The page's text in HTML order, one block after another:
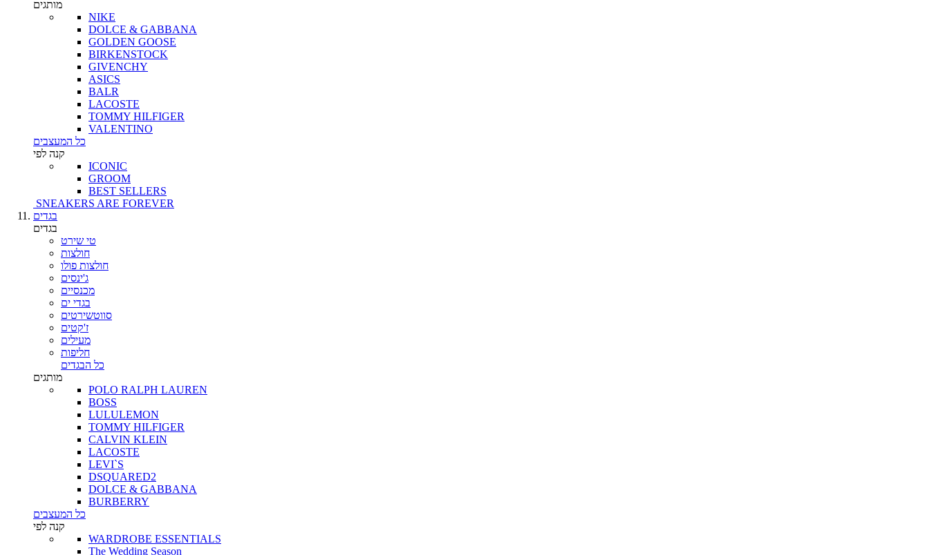
מותגים
NIKE
DOLCE & GABBANA
GOLDEN GOOSE
BIRKENSTOCK
GIVENCHY
ASICS
BALR
LACOSTE
TOMMY HILFIGER
VALENTINO
כל המעצבים
קנה לפי
ICONIC
GROOM
BEST SELLERS
SNEAKERS ARE FOREVER
בגדים
בגדים
טי שירט
חולצות
חולצות פולו
ג'ינסים
מכנסיים
בגדי ים
סווטשירטים
ז'קטים
מעילים
חליפות
כל הבגדים
מותגים
POLO RALPH LAUREN
BOSS
LULULEMON
TOMMY HILFIGER
CALVIN KLEIN
LACOSTE
LEVI`S
DSQUARED2
DOLCE & GABBANA
BURBERRY
כל המעצבים
קנה לפי
WARDROBE ESSENTIALS
The Wedding Season